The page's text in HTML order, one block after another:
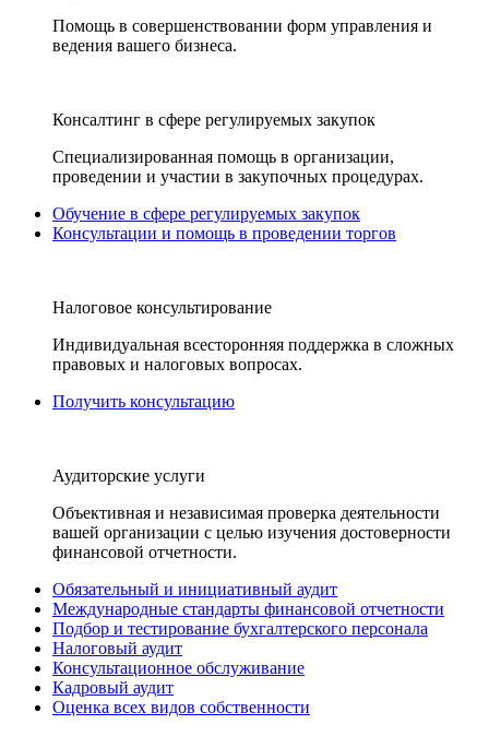
Помощь в совершенствовании форм управления и
ведения вашего бизнеса.
Консалтинг в сфере регулируемых закупок
Специализированная помощь в организации,
проведении и участии в закупочных процедурах.
Обучение в сфере регулируемых закупок
Консультации и помощь в проведении торгов
Налоговое консультирование
Индивидуальная всесторонняя поддержка в сложных
правовых и налоговых вопросах.
Получить консультацию
Аудиторские услуги
Объективная и независимая проверка деятельности
вашей организации с целью изучения достоверности
финансовой отчетности.
Обязательный и инициативный аудит
Международные стандарты финансовой отчетности
Подбор и тестирование бухгалтерского персонала
Налоговый аудит
Консультационное обслуживание
Кадровый аудит
Оценка всех видов собственности